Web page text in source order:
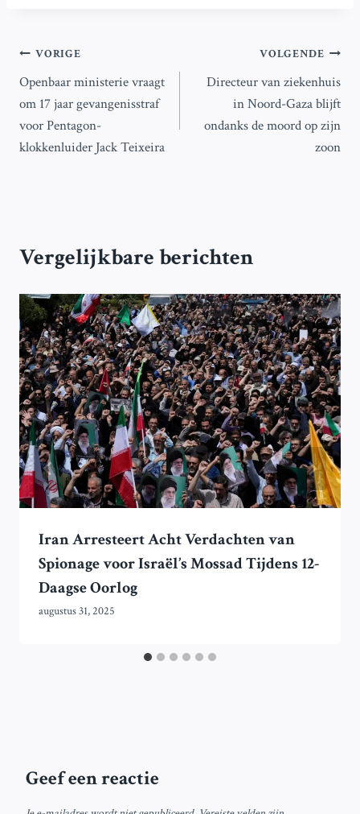
Bericht
navigatie
VORIGE
Openbaar ministerie vraagt
om 17 jaar gevangenisstraf
voor Pentagon-
klokkenluider Jack Teixeira
VOLGENDE
Directeur van ziekenhuis
in Noord-Gaza blijft
ondanks de moord op zijn
zoon
Vergelijkbare berichten
Iran Arresteert Acht Verdachten van
Spionage voor Israël’s Mossad Tijdens 12-
Daagse Oorlog
augustus 31, 2025
Geef een reactie